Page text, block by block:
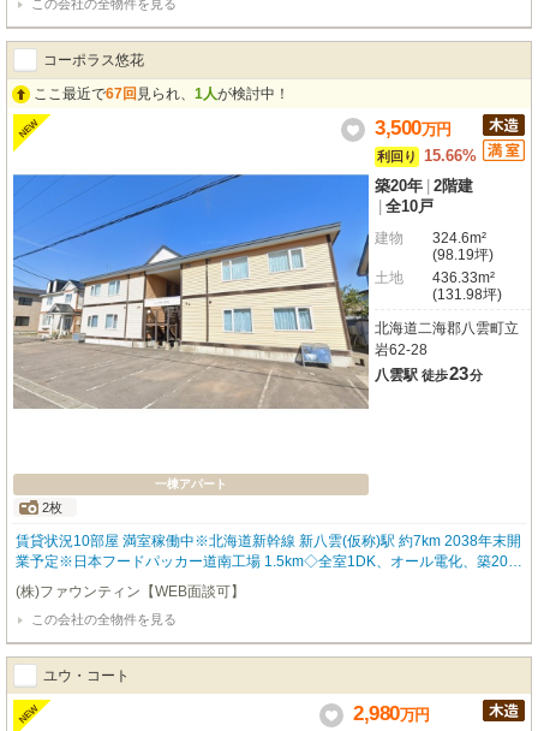
電付き（冷蔵庫・洗濯機・テレビ・電子レンジ）
この会社の全物件を見る
コーポラス悠花
ここ最近で67回 見られ、 1人が検討中！
NEW
一棟アパート
2枚
3,500万円
利回り
15.66%
築20年 2階建
全10戸
建物
324.6m²
(98.19坪)
土地
436.33m²
(131.98坪)
北海道二海郡八雲町立
岩62-28
八雲駅 徒歩23分
賃貸状況10部屋 満室稼働中※北海道新幹線 新八雲(仮称)駅 約7km 2038年末開
業予定※日本フードパッカー道南工場 1.5km◇全室1DK、オール電化、築20
年、駐車場1台無料
(株)ファウンティン【WEB面談可】
この会社の全物件を見る
ユウ・コート
NEW 2,980万円